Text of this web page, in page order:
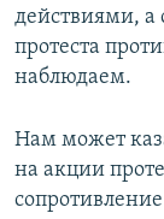
действиями, а
протеста
наблюдаем.
Нам может
на акции